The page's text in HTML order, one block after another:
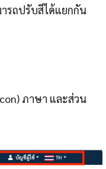
รถปรับสีได้แยกกัน
ภาษา และส่วน